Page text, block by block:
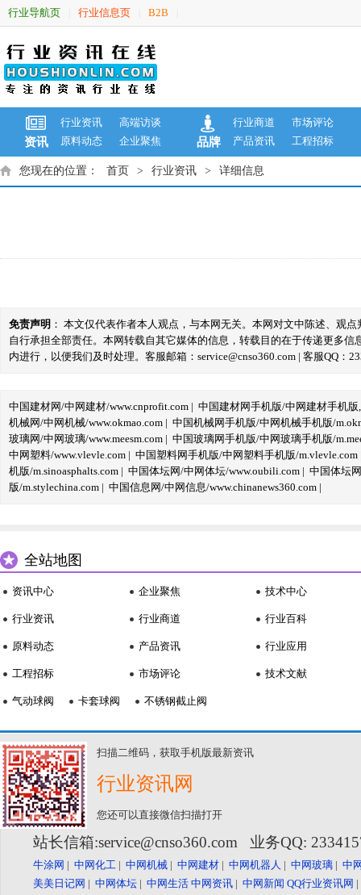
行业导航页 行业信息页 B2B
资讯
行业资讯
高端访谈
原料动态
企业聚焦 品牌
行业商道
市场评论
产品资讯
工程招标
您现在的位置： 首页 > 行业资讯 > 详细信息
免责声明 ： 本文仅代表作者本人观点，与本网无关。本网对文中陈述、观
自行承担全部责任。本网转载自其它媒体的信息，转载目的在于传递更多
内进行，以便我们及时处理。客服邮箱：service@cnso360.com | 客服QQ：
中国建材网/中网建材/www.cnprofit.com | 中国建材网手机版/中网建材手机版
机械网/中网机械/www.okmao.com | 中国机械网手机版/中网机械手机版/
玻璃网/中网玻璃/www.meesm.com | 中国玻璃网手机版/中网玻璃手机版/
中网塑料/www.vlevle.com | 中国塑料网手机版/中网塑料手机版/m.vlevle.com
机版/m.sinoasphalts.com | 中国体坛网/中网体坛/www.oubili.com | 中国体坛
版/m.stylechina.com | 中国信息网/中网信息/www.chinanews360.com |
全站地图
资讯中心
行业资讯
原料动态
工程招标
企业聚焦
行业商道
产品资讯
市场评论
技术中心
行业百科
行业应用
技术文献
气动球阀 卡套球阀 不锈钢截止阀
扫描二维码，获取手机版最新资讯
行业资讯网
您还可以直接微信扫描打开
站长信箱:service@cnso360.com 业务QQ:
牛涂网 | 中网化工 | 中网机械 | 中网建材 | 中网机器人 | 中网玻璃 | 中
美美日记网 | 中网体坛 | 中网生活 中网资讯 | 中网新闻 QQ行业资讯网